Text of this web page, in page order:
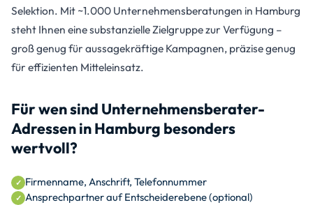
Selektion. Mit ~1.000 Unternehmensberatungen in Hamburg
steht Ihnen eine substanzielle Zielgruppe zur Verfügung –
groß genug für aussagekräftige Kampagnen, präzise genug
für effizienten Mitteleinsatz.
Für wen sind Unternehmensberater-
Adressen in Hamburg besonders
wertvoll?
Firmenname, Anschrift, Telefonnummer
Ansprechpartner auf Entscheiderebene (optional)